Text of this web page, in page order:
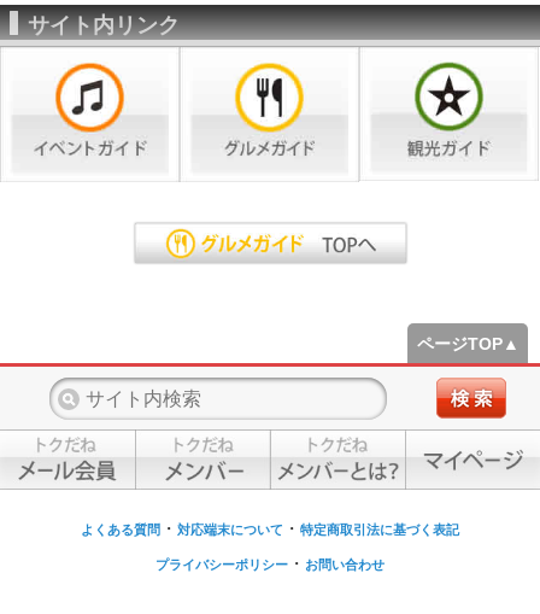
サイト内リンク
ページTOP▲
よくある質問 ・ 対応端末について ・ 特定商取引法に基づく表記
プライバシーポリシー ・ お問い合わせ